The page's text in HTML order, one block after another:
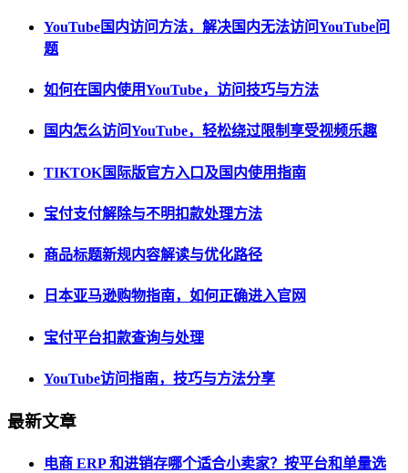
YouTube国内访问方法，解决国内无法访问YouTube问
题
如何在国内使用YouTube，访问技巧与方法
国内怎么访问YouTube，轻松绕过限制享受视频乐趣
TIKTOK国际版官方入口及国内使用指南
宝付支付解除与不明扣款处理方法
商品标题新规内容解读与优化路径
日本亚马逊购物指南，如何正确进入官网
宝付平台扣款查询与处理
YouTube访问指南，技巧与方法分享
最新文章
电商 ERP 和进销存哪个适合小卖家？按平台和单量选